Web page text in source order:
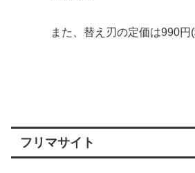
また、替え刃の定価は990円(
フリマサイト